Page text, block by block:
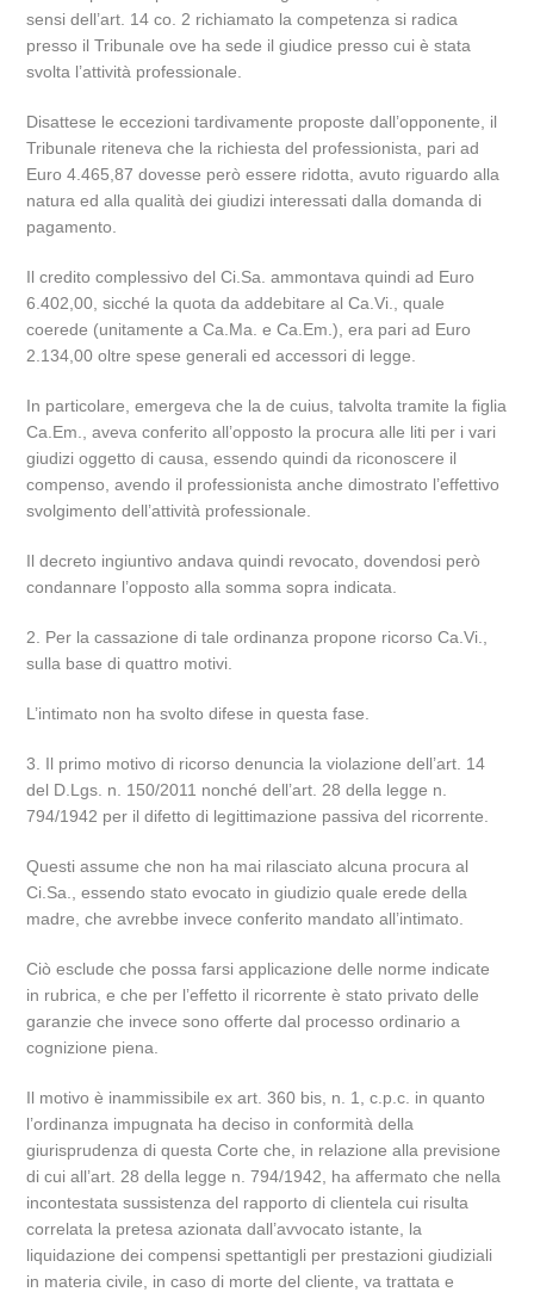
sensi dell’art. 14 co. 2 richiamato la competenza si radica
presso il Tribunale ove ha sede il giudice presso cui è stata
svolta l’attività professionale.
Disattese le eccezioni tardivamente proposte dall’opponente, il
Tribunale riteneva che la richiesta del professionista, pari ad
Euro 4.465,87 dovesse però essere ridotta, avuto riguardo alla
natura ed alla qualità dei giudizi interessati dalla domanda di
pagamento.
Il credito complessivo del Ci.Sa. ammontava quindi ad Euro
6.402,00, sicché la quota da addebitare al Ca.Vi., quale
coerede (unitamente a Ca.Ma. e Ca.Em.), era pari ad Euro
2.134,00 oltre spese generali ed accessori di legge.
In particolare, emergeva che la de cuius, talvolta tramite la figlia
Ca.Em., aveva conferito all’opposto la procura alle liti per i vari
giudizi oggetto di causa, essendo quindi da riconoscere il
compenso, avendo il professionista anche dimostrato l’effettivo
svolgimento dell’attività professionale.
Il decreto ingiuntivo andava quindi revocato, dovendosi però
condannare l’opposto alla somma sopra indicata.
2. Per la cassazione di tale ordinanza propone ricorso Ca.Vi.,
sulla base di quattro motivi.
L’intimato non ha svolto difese in questa fase.
3. Il primo motivo di ricorso denuncia la violazione dell’art. 14
del D.Lgs. n. 150/2011 nonché dell’art. 28 della legge n.
794/1942 per il difetto di legittimazione passiva del ricorrente.
Questi assume che non ha mai rilasciato alcuna procura al
Ci.Sa., essendo stato evocato in giudizio quale erede della
madre, che avrebbe invece conferito mandato all’intimato.
Ciò esclude che possa farsi applicazione delle norme indicate
in rubrica, e che per l’effetto il ricorrente è stato privato delle
garanzie che invece sono offerte dal processo ordinario a
cognizione piena.
Il motivo è inammissibile ex art. 360 bis, n. 1, c.p.c. in quanto
l’ordinanza impugnata ha deciso in conformità della
giurisprudenza di questa Corte che, in relazione alla previsione
di cui all’art. 28 della legge n. 794/1942, ha affermato che nella
incontestata sussistenza del rapporto di clientela cui risulta
correlata la pretesa azionata dall’avvocato istante, la
liquidazione dei compensi spettantigli per prestazioni giudiziali
in materia civile, in caso di morte del cliente, va trattata e